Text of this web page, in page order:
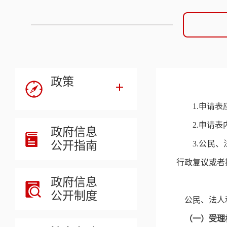
政策
政府信息
公开指南
政府信息
公开制度
1.申请表
2.申请表
3.公民、
行政复议或
公民、法
（一）受